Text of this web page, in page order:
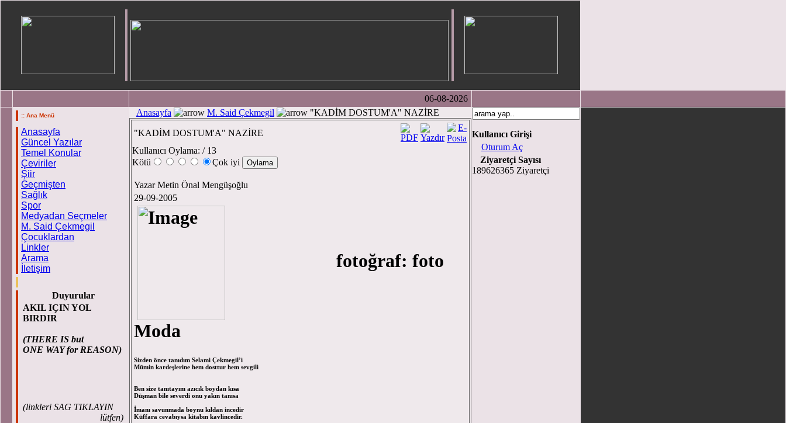
06-08-2026
:: Ana Menü
Anasayfa
Güncel Yazılar
Temel Konular
Çeviriler
Şiir
Geçmişten
Sağlık
Spor
Medyadan Seçmeler
M. Said Çekmegil
Çocuklardan
Linkler
Arama
İletişim
Duyurular
AKIL IÇIN YOL
BIRDIR
(THERE IS but
ONE WAY for REASON)
(linkleri SAG TIKLAYIN
lütfen)
Anasayfa M. Said Çekmegil "KADİM DOSTUM'A" NAZİRE
"KADİM DOSTUM'A" NAZİRE
Kullanıcı Oylama: / 13
Kötü
Çok iyi
Yazar Metin Önal Mengüşoğlu
29-09-2005
fotoğraf: foto
Moda
Sizden önce tanıdım Selami Çekmegil’i
Mümin kardeşlerine hem dosttur hem sevgili
Ben size tanıtayım azıcık boydan kısa
Düşman bile severdi onu yakın tanısa
İmanı savunmada boynu kıldan incedir
Küffara cevabıysa kitabın kavlincedir.
Kullanıcı Girişi
Oturum Aç
Ziyaretçi Sayısı
189626365 Ziyaretçi